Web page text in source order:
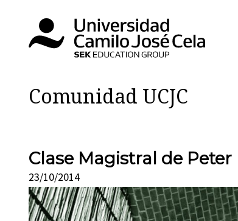
Comunidad UCJC
Clase Magistral de
23/10/2014